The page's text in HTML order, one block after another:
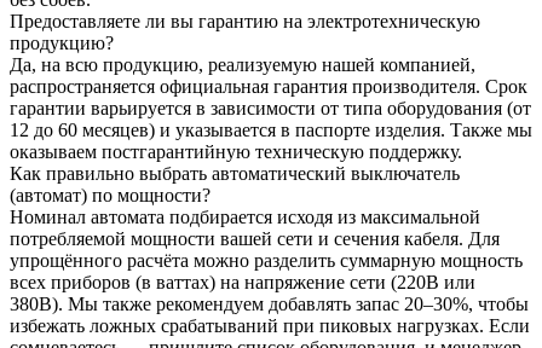
Предоставляете ли вы гарантию на электротехническую
продукцию?
Да, на всю продукцию, реализуемую нашей компанией,
распространяется официальная гарантия производителя. Срок
гарантии варьируется в зависимости от типа оборудования (от
12 до 60 месяцев) и указывается в паспорте изделия. Также мы
оказываем постгарантийную техническую поддержку.
Как правильно выбрать автоматический выключатель
(автомат) по мощности?
Номинал автомата подбирается исходя из максимальной
потребляемой мощности вашей сети и сечения кабеля. Для
упрощённого расчёта можно разделить суммарную мощность
всех приборов (в ваттах) на напряжение сети (220В или
380В). Мы также рекомендуем добавлять запас 20–30%, чтобы
избежать ложных срабатываний при пиковых нагрузках. Если